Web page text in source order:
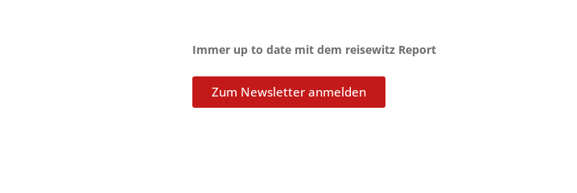
Immer up to date mit dem reisewitz Report
Zum Newsletter anmelden